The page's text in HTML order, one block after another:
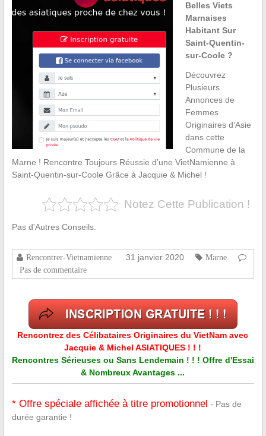
Belles Viets
Marnaises
Habitant Sur
Saint-Quentin-
sur-Coole ?
Découvrez
Plusieurs
Annonces de
Femmes
Originaires d’Asie
dans cette
Commune de la
Marne ! Rencontre Toujours Réussie d’une VietNamienne à
Saint-Quentin-sur-Coole Grâce à Jacquie & Michel !
Notez Cette Publication !
Pas d'Autres Conseils.
Rencontrer-Vietnamienne 31 janvier 2020
Marne
Pas de commentaire
Rencontrez des Célibataires Originaires du VietNam avec
Jacquie & Michel ASIATIQUES ! ! !
Rencontres Sérieuses ou Sans Lendemain ! ! ! Offre d'Essai
& Nombreux Avantages ...
* Offre spéciale affichée à titre promotionnel - Pas de
durée garantie !